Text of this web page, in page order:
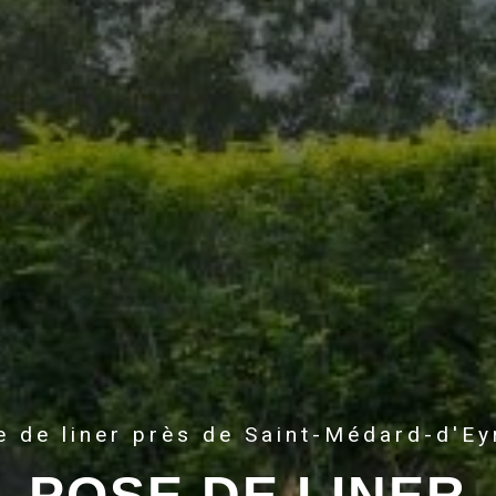
de liner près de Saint-Médard-